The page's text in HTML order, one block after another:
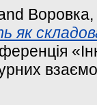
Воровка,
як